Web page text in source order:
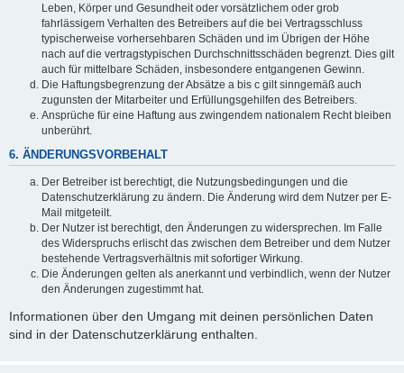
Leben, Körper und Gesundheit oder vorsätzlichem oder grob
fahrlässigem Verhalten des Betreibers auf die bei Vertragsschluss
typischerweise vorhersehbaren Schäden und im Übrigen der Höhe
nach auf die vertragstypischen Durchschnittsschäden begrenzt. Dies gilt
auch für mittelbare Schäden, insbesondere entgangenen Gewinn.
Die Haftungsbegrenzung der Absätze a bis c gilt sinngemäß auch
zugunsten der Mitarbeiter und Erfüllungsgehilfen des Betreibers.
Ansprüche für eine Haftung aus zwingendem nationalem Recht bleiben
unberührt.
6. ÄNDERUNGSVORBEHALT
Der Betreiber ist berechtigt, die Nutzungsbedingungen und die
Datenschutzerklärung zu ändern. Die Änderung wird dem Nutzer per E-
Mail mitgeteilt.
Der Nutzer ist berechtigt, den Änderungen zu widersprechen. Im Falle
des Widerspruchs erlischt das zwischen dem Betreiber und dem Nutzer
bestehende Vertragsverhältnis mit sofortiger Wirkung.
Die Änderungen gelten als anerkannt und verbindlich, wenn der Nutzer
den Änderungen zugestimmt hat.
Informationen über den Umgang mit deinen persönlichen Daten
sind in der Datenschutzerklärung enthalten.